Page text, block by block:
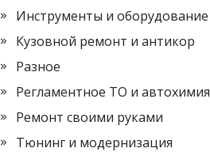
Инструменты и оборудование
Кузовной ремонт и антикор
Разное
Регламентное ТО и автохимия
Ремонт своими руками
Тюнинг и модернизация